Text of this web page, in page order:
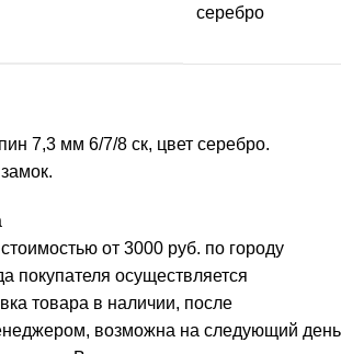
серебро
7,3 мм 6/7/8 ск, цвет серебро.
стоимостью от 3000 руб. по городу
покупателя осуществляется
товара в наличии, после
возможна на следующий день